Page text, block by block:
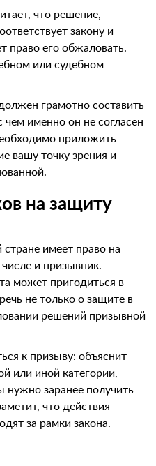
что решение,
закону и
право его обжаловать.
или судебном
грамотно составить
чем именно он не согласен
приложить
вашу точку зрения и
на защиту
имеет право на
и призывник.
может пригодиться в
не только о защите в
решений призывной
к призыву: объяснит
или иной категории,
нужно заранее получить
что действия
за рамки закона.